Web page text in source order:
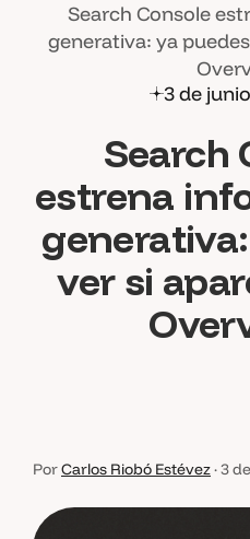
Search Console
generativa: ya
3 de
Search
estrena
ver si
PorCarlos Riobó Estévez·3